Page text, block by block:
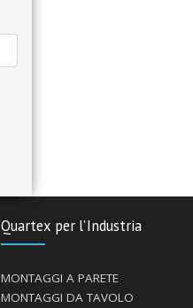
Quartex per l'Industria
MONTAGGI A PARETE
MONTAGGI DA TAVOLO